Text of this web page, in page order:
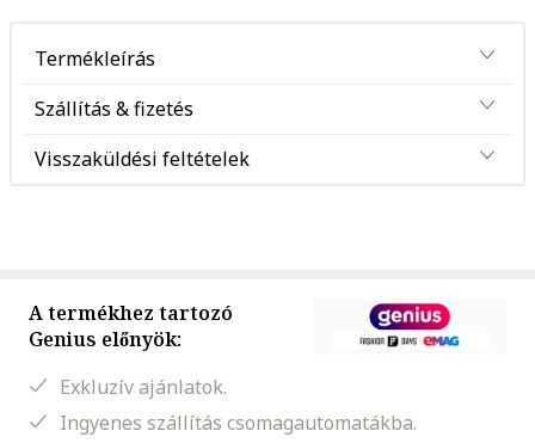
Termékleírás
Szállítás & fizetés
Visszaküldési feltételek
A termékhez tartozó
Genius előnyök:
Exkluzív ajánlatok.
Ingyenes szállítás csomagautomatákba.